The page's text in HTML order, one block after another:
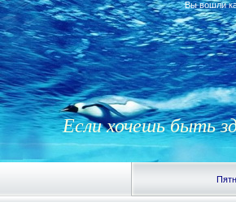
Вы вошли
Если хочешь быть